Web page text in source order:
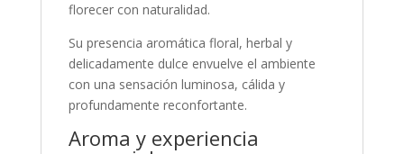
florecer con naturalidad.
Su presencia aromática floral, herbal y
delicadamente dulce envuelve el ambiente
con una sensación luminosa, cálida y
profundamente reconfortante.
Aroma y experiencia